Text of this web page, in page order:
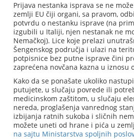
Prijava nestanka isprava se ne
zemlji EU čiji organi, sa pravom,
potvrdu o nestanku isprave (na
izgubili u Italiji, njen nestanak ne
Nemačkoj). Lice koje prelazi
Šengenskog područja i ulazi na
potpisnice bez putne isprave čini
zaprećena novčana kazna u iznosu
Kako da se ponašate ukoliko
putujete, u slučaju povrede ili
medicinskom zaštitom, u slučaju
nereda, proglašenja vanrednog
izbijanja ratnih sukoba i sličnih
možete uneti od hrane i pića u
na sajtu Ministarstva spoljnih